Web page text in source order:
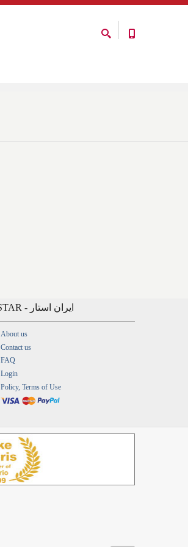
IRAN STAR - ایران استار
About us
Contact us
FAQ
Login
Policy, Terms of Use